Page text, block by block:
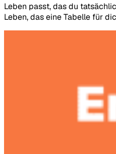
Leben passt, das du
Leben, das eine Tabelle für